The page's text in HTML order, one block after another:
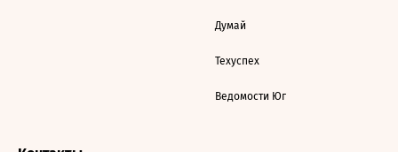
Думай
Техуспех
Ведомости Юг